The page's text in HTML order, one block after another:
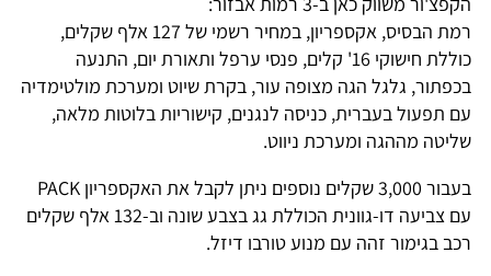
רמת הבסיס, אקספריון, במחיר רשמי של 127 אלף שקלים,
כוללת חישוקי 16' קלים, פנסי ערפל ותאורת יום, התנעה
בכפתור, גלגל הגה מצופה עור, בקרת שיוט ומערכת מולטימדיה
עם תפעול בעברית, כניסה לנגנים, קישוריות בלוטות מלאה,
שליטה מההגה ומערכת ניווט.
בעבור 3,000 שקלים נוספים ניתן לקבל את האקספריון PACK
עם צביעה דו-גוונית הכוללת גג בצבע שונה וב-132 אלף שקלים
רכב בגימור זהה עם מנוע טורבו דיזל.